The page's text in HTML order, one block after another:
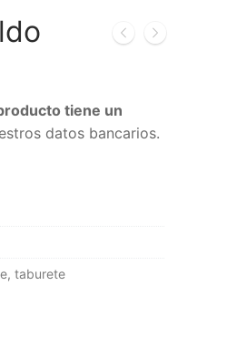
tiene un
datos bancarios.
, taburete